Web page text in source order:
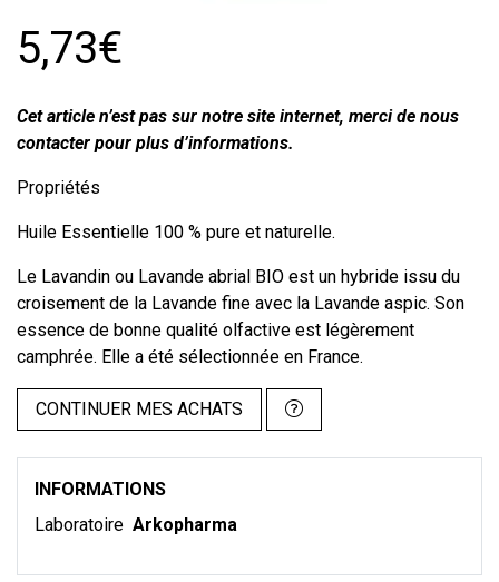
5,73€
Cet article n’est pas sur notre site internet, merci de nous
contacter pour plus d’informations.
Propriétés
Huile Essentielle 100 % pure et naturelle.
Le Lavandin ou Lavande abrial BIO est un hybride issu du
croisement de la Lavande fine avec la Lavande aspic. Son
essence de bonne qualité olfactive est légèrement
camphrée. Elle a été sélectionnée en France.
CONTINUER MES ACHATS
INFORMATIONS
Laboratoire Arkopharma